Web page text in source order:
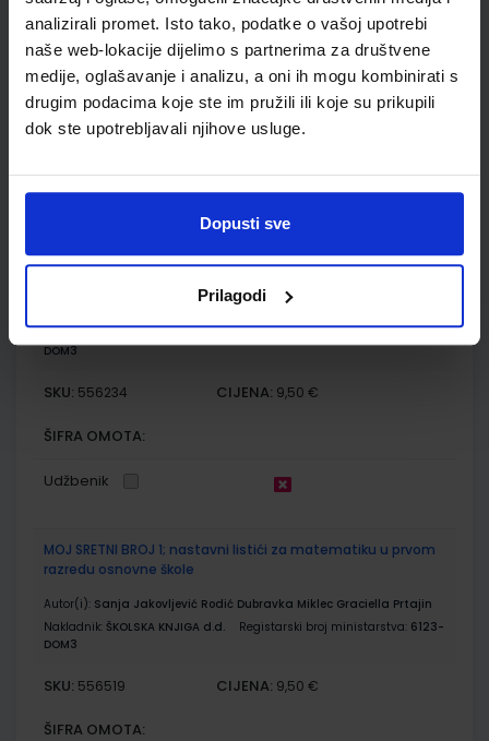
analizirali promet. Isto tako, podatke o vašoj upotrebi
naše web-lokacije dijelimo s partnerima za društvene
medije, oglašavanje i analizu, a oni ih mogu kombinirati s
drugim podacima koje ste im pružili ili koje su prikupili
dok ste upotrebljavali njihove usluge.
Dopusti sve
Prilagodi
Autor(i):Maja Cindrić Irena Mišurac Sandra Špika
DOM2
SKU:556056 CIJENA:12,00 €
ŠIFRA OMOTA: 500744
Udžbenik Omot
MATEMATIČKA MREŽA 1; nastavni listići iz matematike za prvi
Nakladnik:ŠKOLSKA KNJIGA d.d. Registarski broj ministarstva:6110-
DOM3
SKU: 556234 CIJENA: 9,50 €
ŠIFRA OMOTA:
Udžbenik
MOJ SRETNI BROJ 1; nastavni listići za matematiku u prvom
razredu osnovne škole
Autor(i): Sanja Jakovljević Rodić Dubravka Miklec Graciella Prtajin
Nakladnik: ŠKOLSKA KNJIGA d.d. Registarski broj ministarstva: 6123-
DOM3
SKU: 556519 CIJENA: 9,50 €
ŠIFRA OMOTA: